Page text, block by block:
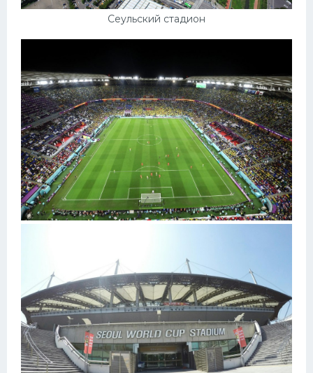
Сеульский стадион